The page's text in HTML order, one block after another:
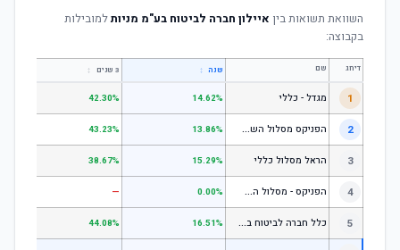
השוואת תשואות בין איילון חברה לביטוח בע"מ מניותלמובילות
בקבוצה:
דירוג שם שנה ↕ 3 שנים ↕
1 מגדל - כללי 14.62%
42.30%
2 ה
פניקס מסלול השקעה כללי 13.86%
43.23%
3 הראל מסלול כללי 15.29%
38.67%
4 ה
פניקס - מסלול השקעה בניהול אישי 0.00%
—
5 כ
לל חברה לביטוח בע"מ כללי 16.51%
44.08%